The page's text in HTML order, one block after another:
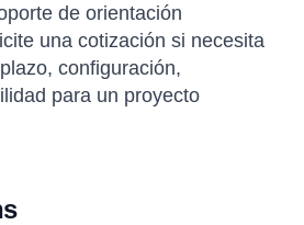
de orientación
una cotización si necesita
configuración,
para un proyecto